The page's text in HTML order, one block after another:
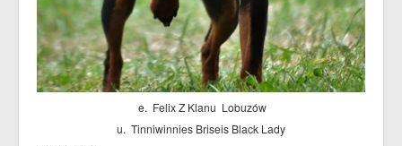
e. Felix Z Klanu Lobuzów
u. Tinniwinnies Briseis Black Lady